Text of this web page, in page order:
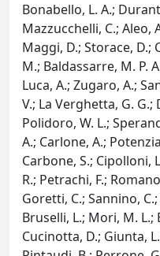
Bonabello, L. A.;
Mazzucchelli, C.; Aleo,
Maggi, D.; Storace, D.;
M.; Baldassarre, M. P.
Luca, A.; Zugaro, A.;
V.; La Verghetta, G. G.;
Polidoro, W. L.;
A.; Carlone, A.;
Carbone, S.; Cipolloni,
R.; Petrachi, F.;
Goretti, C.; Sannino,
Bruselli, L.; Mori, M. L.;
Cucinotta, D.; Giunta,